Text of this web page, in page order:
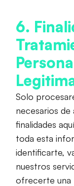
6.
Solo
necesarios
finalidades
toda esta
identificarte,
nuestros
ofrecerte una